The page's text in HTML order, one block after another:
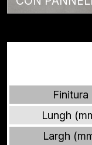
Finitura
Lungh
Largh